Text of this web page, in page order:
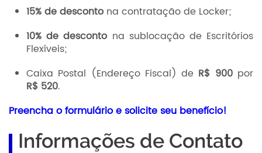
15% de desconto na contratação de Locker;
10% de desconto na sublocação de Escritórios
Flexíveis;
Caixa Postal (Endereço Fiscal) de R$ 900por
R$ 520.
Preencha o formulário e solicite seu benefício!
Informações de Contato